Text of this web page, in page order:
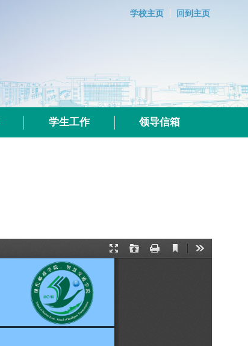
学校主页 回到主页
学生工作 领导信箱